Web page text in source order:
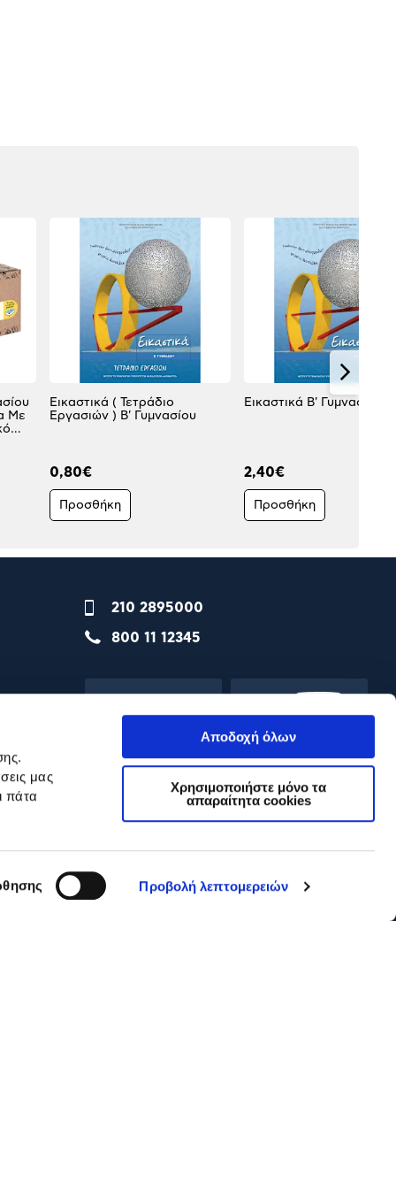
μας
πάτα
Προβολή λεπτομερειών
Αποδοχή όλων
Χρησιμοποιήστε μόνο τα
απαραίτητα cookies
Με
Εικαστικά ( Τετράδιο
Εργασιών ) Β' Γυμνασίου
0,80€
Προσθήκη
Εικαστικά Β' Γυμνασίου
2,40€
Προσθήκη
210 2895000
800 11 12345